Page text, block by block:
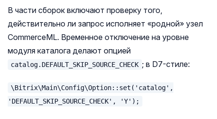
В части сборок включают проверку того,
действительно ли запрос исполняет «родной» узел
CommerceML. Временное отключение на уровне
модуля каталога делают опцией
catalog.DEFAULT_SKIP_SOURCE_CHECK ; в D7-стиле:
\Bitrix\Main\Config\Option::set('catalog',
'DEFAULT_SKIP_SOURCE_CHECK', 'Y');